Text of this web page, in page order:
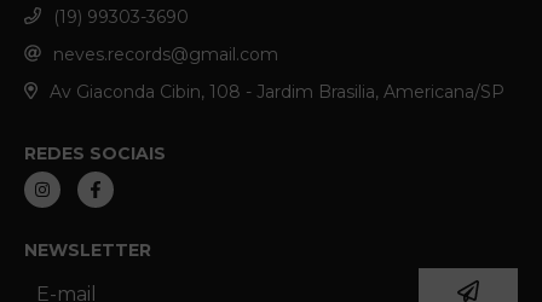
(19) 99303-3690
neves.records@gmail.com
Av Giaconda Cibin, 108 - Jardim Brasilia, Americana/SP
REDES SOCIAIS
NEWSLETTER